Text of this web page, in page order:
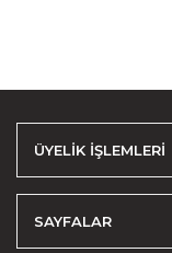
ÜYELİK İŞLEMLERİ
SAYFALAR